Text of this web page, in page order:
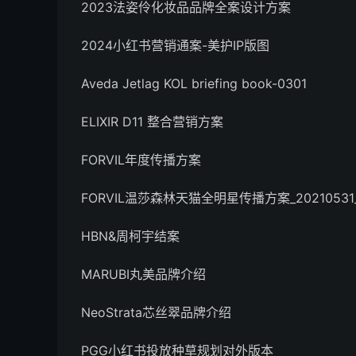
2023法姿伶化妆品品牌全案设计方案
2024小红书营销通案-美护IP版图
Aveda Jetlag KOL briefing book-0301
ELIXIR D11 整合营销方案
FORVIL年度传播方案
FORVIL温莎森林天猫全明星传播方案
HBN&周柯宇结案
MARUBI丸美品牌介绍
NeoStrata芯丝翠品牌介绍
PGG小红书投放种草规划对外版本